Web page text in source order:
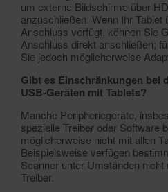
um externe Bildschirme über
anzuschließen. Wenn Ihr Tablet
Anschluss verfügt, können Sie
Anschluss direkt anschließen;
Sie jedoch möglicherweise
Gibt es Einschränkungen bei
USB-Geräten mit Tablets?
Manche Peripheriegeräte,
spezielle Treiber oder Software
möglicherweise nicht mit allen
Beispielsweise verfügen
Scanner unter Umständen
Treiber.